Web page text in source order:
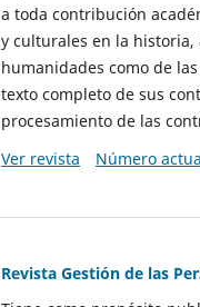
a toda contribución
y culturales en la
humanidades como de
texto completo de sus
procesamiento de las
Ver revista
Número
Revista Gestión de las